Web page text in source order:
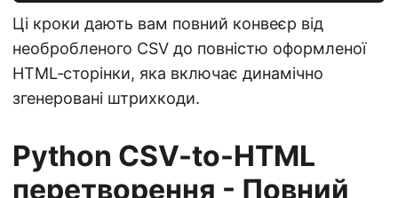
Ці кроки дають вам повний конвеєр від
необробленого CSV до повністю оформленої
HTML‑сторінки, яка включає динамічно
згенеровані штрихкоди.
Python CSV-to-HTML
перетворення - Повний